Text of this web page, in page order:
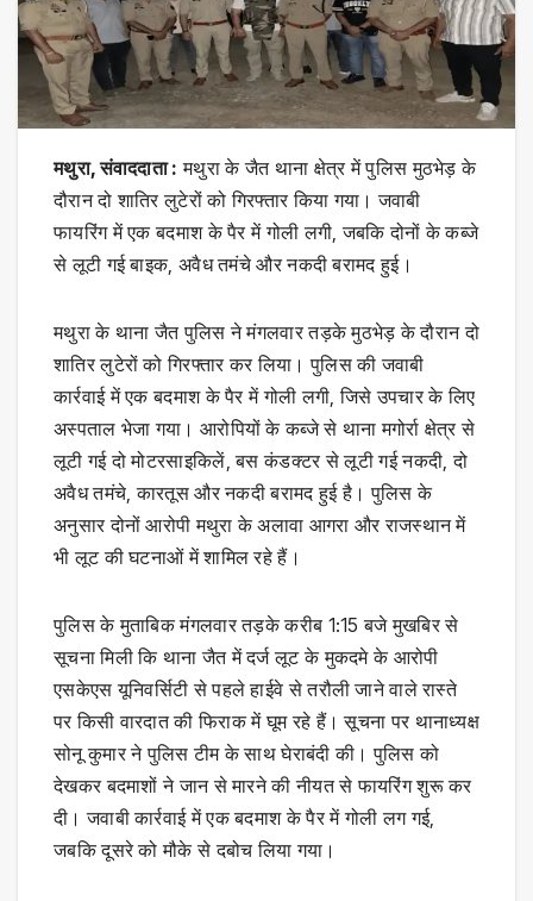
मथुरा, संवाददाता : मथुरा के जैत थाना क्षेत्र में पुलिस मुठभेड़ के
दौरान दो शातिर लुटेरों को गिरफ्तार किया गया। जवाबी
फायरिंग में एक बदमाश के पैर में गोली लगी, जबकि दोनों के कब्जे
से लूटी गई बाइक, अवैध तमंचे और नकदी बरामद हुई।
मथुरा के थाना जैत पुलिस ने मंगलवार तड़के मुठभेड़ के दौरान दो
शातिर लुटेरों को गिरफ्तार कर लिया। पुलिस की जवाबी
कार्रवाई में एक बदमाश के पैर में गोली लगी, जिसे उपचार के लिए
अस्पताल भेजा गया। आरोपियों के कब्जे से थाना मगोर्रा क्षेत्र से
लूटी गई दो मोटरसाइकिलें, बस कंडक्टर से लूटी गई नकदी, दो
अवैध तमंचे, कारतूस और नकदी बरामद हुई है। पुलिस के
अनुसार दोनों आरोपी मथुरा के अलावा आगरा और राजस्थान में
भी लूट की घटनाओं में शामिल रहे हैं।
पुलिस के मुताबिक मंगलवार तड़के करीब 1:15 बजे मुखबिर से
सूचना मिली कि थाना जैत में दर्ज लूट के मुकदमे के आरोपी
एसकेएस यूनिवर्सिटी से पहले हाईवे से तरौली जाने वाले रास्ते
पर किसी वारदात की फिराक में घूम रहे हैं। सूचना पर थानाध्यक्ष
सोनू कुमार ने पुलिस टीम के साथ घेराबंदी की। पुलिस को
देखकर बदमाशों ने जान से मारने की नीयत से फायरिंग शुरू कर
दी। जवाबी कार्रवाई में एक बदमाश के पैर में गोली लग गई,
जबकि दूसरे को मौके से दबोच लिया गया।